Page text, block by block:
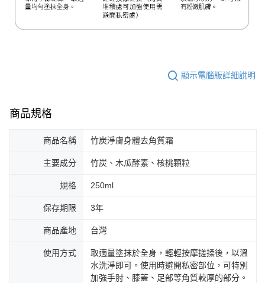
顯示電腦版詳細說明
商品規格
商品名稱 竹炭淨膚身體去角質霜
主要成分 竹炭、木瓜酵素、核桃顆粒
規格 250ml
保存期限 3年
商品產地 台灣
使用方式
取適量塗抹於全身，輕輕按摩搓揉後，以溫
水洗淨即可。使用時避開私密部位，可特別
加強手肘、膝蓋、足部等角質較厚的部分。